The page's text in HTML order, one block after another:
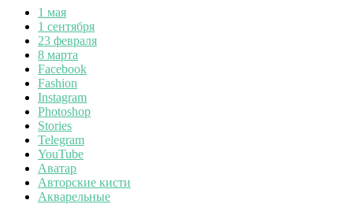
1 мая
1 сентября
23 февраля
8 марта
Facebook
Fashion
Instagram
Photoshop
Stories
Telegram
YouTube
Аватар
Авторские кисти
Акварельные